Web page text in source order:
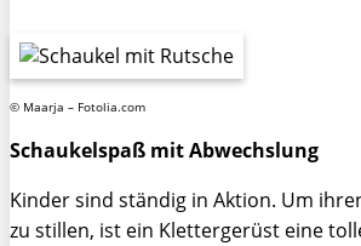
© Maarja – Fotolia.com
Schaukelspaß mit Abwechslung
Kinder sind ständig in Aktion. Um
zu stillen, ist ein Klettergerüst eine